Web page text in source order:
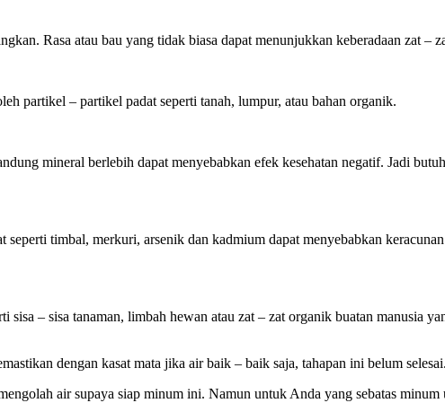
Rasa atau bau yang tidak biasa dapat menunjukkan keberadaan zat –
partikel – partikel padat seperti tanah, lumpur, atau bahan organik.
mineral berlebih dapat menyebabkan efek kesehatan negatif. Jadi
timbal, merkuri, arsenik dan kadmium dapat menyebabkan
– sisa tanaman, limbah hewan atau zat – zat organik buatan manusia
dengan kasat mata jika air baik – baik saja, tahapan ini belum selesai.
air supaya siap minum ini. Namun untuk Anda yang sebatas